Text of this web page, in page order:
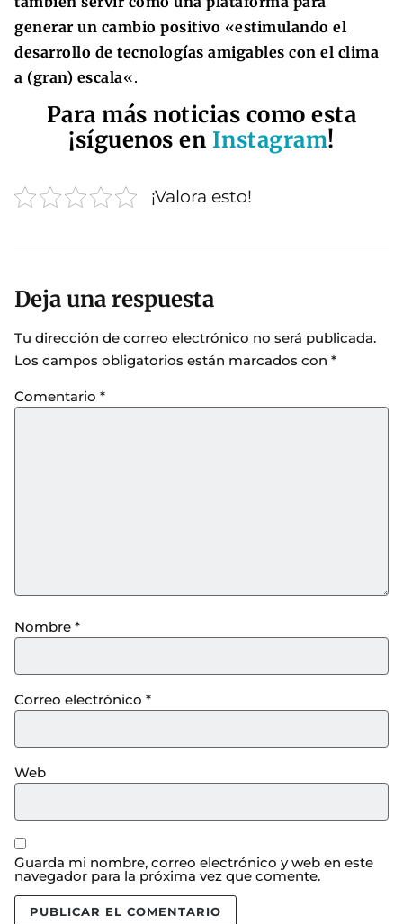
generar un cambio positivo «estimulando el
desarrollo de tecnologías amigables con el clima
a (gran) escala«.
Para más noticias como esta
¡síguenos en Instagram!
¡Valora esto!
Deja una respuesta
Tu dirección de correo electrónico no será publicada.
Los campos obligatorios están marcados con *
Comentario *
Nombre *
Correo electrónico *
Web
Guarda mi nombre, correo electrónico y web en este
navegador para la próxima vez que comente.